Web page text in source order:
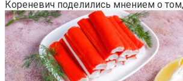
Кореневич поделились мнением о